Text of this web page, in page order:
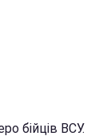
бійців ВСУ.